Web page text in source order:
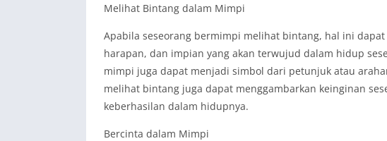
Melihat Bintang dalam Mimpi
Apabila seseorang bermimpi melihat bintang, hal ini
harapan, dan impian yang akan terwujud dalam hidup
mimpi juga dapat menjadi simbol dari petunjuk atau
melihat bintang juga dapat menggambarkan keinginan
keberhasilan dalam hidupnya.
Bercinta dalam Mimpi